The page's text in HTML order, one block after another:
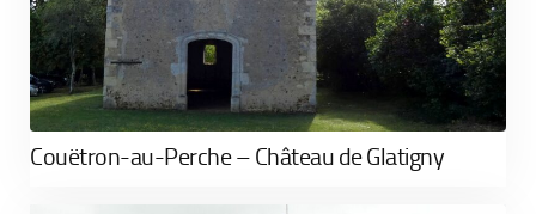
Couëtron-au-Perche – Château de Glatigny